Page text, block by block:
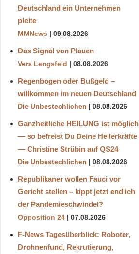
Deutschland ein Unternehmen
pleite
MMNews 09.08.2026
Das Signal von Plauen
Vera Lengsfeld 08.08.2026
Regenbogen oder Bußgeld –
willkommen im neuen Deutschland
Die Unbestechlichen 08.08.2026
Ganzheitliche HEILUNG ist möglich
— so befreist Du Deine Heilerkräfte
— Christine Strübin auf QS24
Die Unbestechlichen 08.08.2026
Republikaner wollen Fauci vor
Gericht stellen – kippt jetzt endlich
der Pandemieschwindel?
Opposition 24 07.08.2026
F-News Tagesüberblick: Roboter,
Drohnenfund, Rekrutierung,